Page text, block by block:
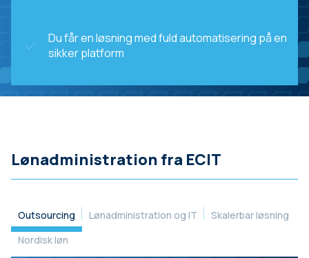
Du får en løsning med fuld automatisering på en
sikker platform
Lønadministration fra ECIT
Outsourcing Lønadministration og IT
Skalerbar løsning
Nordisk løn